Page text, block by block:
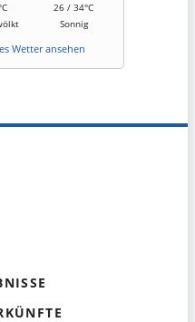
26 / 34°C
Sonnig
Wetter ansehen